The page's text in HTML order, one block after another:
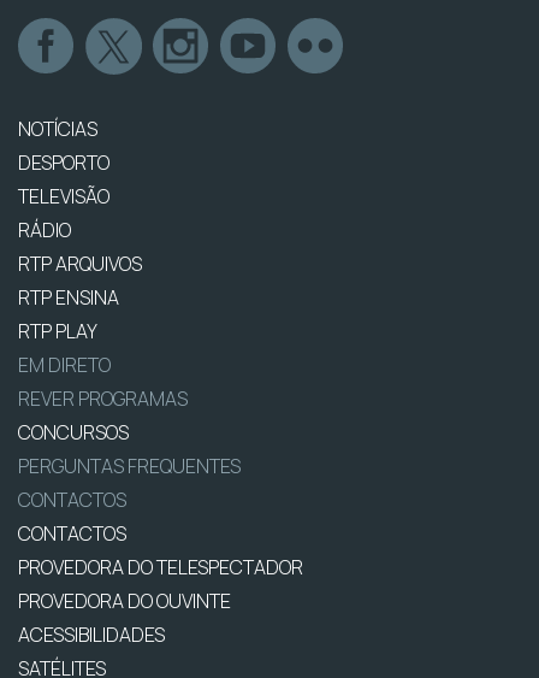
NOTÍCIAS
DESPORTO
TELEVISÃO
RÁDIO
RTP ARQUIVOS
RTP ENSINA
RTP PLAY
EM DIRETO
REVER PROGRAMAS
CONCURSOS
PERGUNTAS FREQUENTES
CONTACTOS
CONTACTOS
PROVEDORA DO TELESPECTADOR
PROVEDORA DO OUVINTE
ACESSIBILIDADES
SATÉLITES